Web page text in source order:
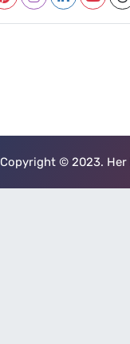
Copyright © 2023. Her